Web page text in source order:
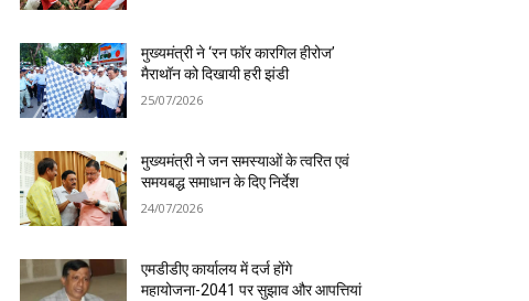
मुख्यमंत्री ने ‘रन फॉर कारगिल हीरोज’
मैराथॉन को दिखायी हरी झंडी
25/07/2026
मुख्यमंत्री ने जन समस्याओं के त्वरित एवं
समयबद्ध समाधान के दिए निर्देश
24/07/2026
एमडीडीए कार्यालय में दर्ज होंगे
महायोजना-2041 पर सुझाव और आपत्तियां